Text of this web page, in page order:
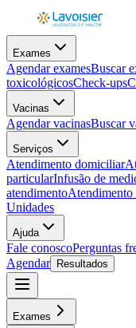
Exames
Agendar examesBuscar
toxicológicosCheck-ups
Vacinas
Agendar vacinasBuscar
Serviços
Atendimento domiciliar
particularInfusão de
atendimentoAtendimento
Unidades
Ajuda
Fale conoscoPerguntas
Agendar
Resultados
Exames